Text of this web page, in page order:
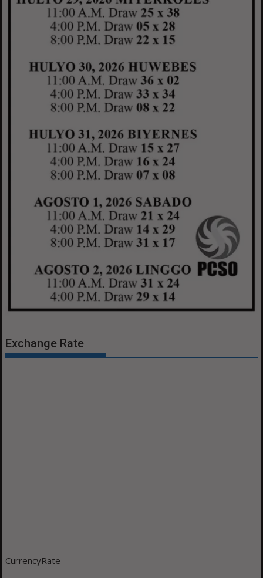
Exchange Rate
CurrencyRate